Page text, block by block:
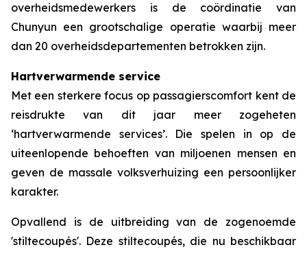
overheidsmedewerkers is de coördinatie van
Chunyun een grootschalige operatie waarbij meer
dan 20 overheidsdepartementen betrokken zijn.
Hartverwarmende service
Met een sterkere focus op passagierscomfort kent de
reisdrukte van dit jaar meer zogeheten
‘hartverwarmende services’. Die spelen in op de
uiteenlopende behoeften van miljoenen mensen en
geven de massale volksverhuizing een persoonlijker
karakter.
Opvallend is de uitbreiding van de zogenoemde
'stiltecoupés'. Deze stiltecoupés, die nu beschikbaar